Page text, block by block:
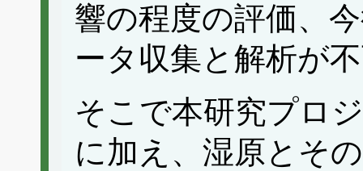
響の程度の評価、
ータ収集と解析が
そこで本研究プロ
に加え、湿原とそ